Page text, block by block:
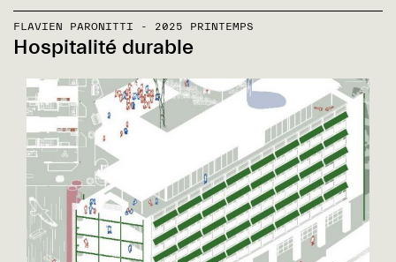
FLAVIEN PARONITTI - 2025 PRINTEMPS
Hospitalité durable